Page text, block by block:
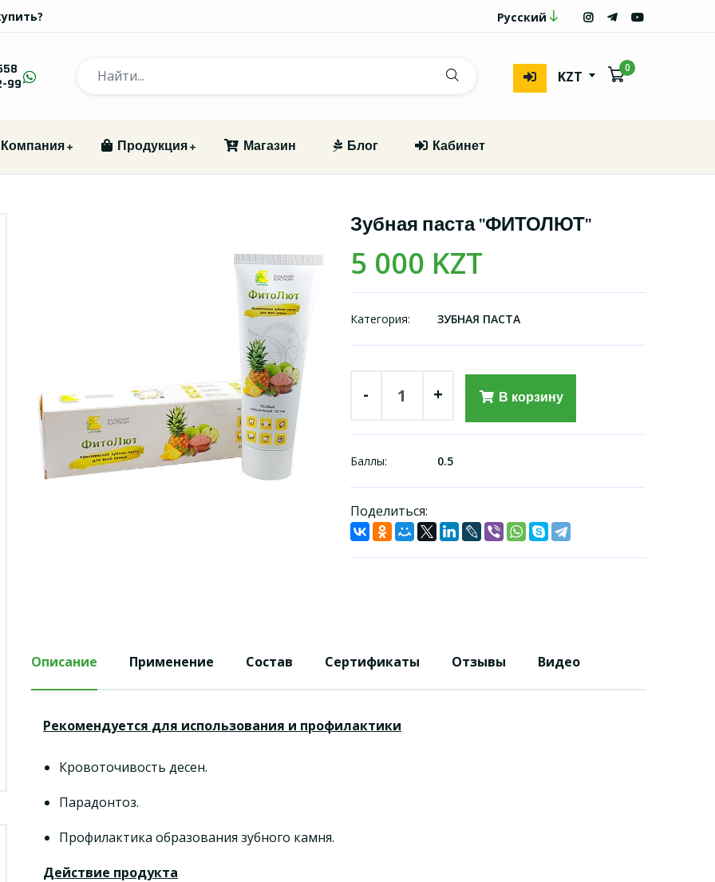
Русский
99
KZT
0
Компания Продукция Магазин Блог Кабинет
Зубная паста "ФИТОЛЮТ"
5 000 KZT
Категория: ЗУБНАЯ ПАСТА
- + В корзину
Баллы: 0.5
Поделиться:
Описание Применение Состав Сертификаты Отзывы Видео
Рекомендуется для использования и профилактики
Кровоточивость десен.
Парадонтоз.
Профилактика образования зубного камня.
Действие продукта